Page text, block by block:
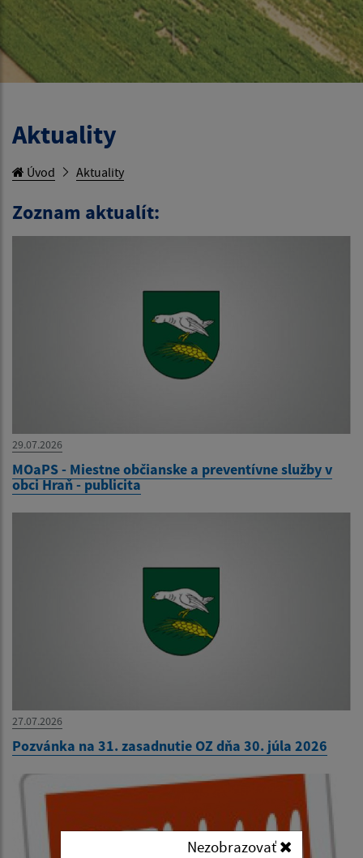
Aktuality
Úvod Aktuality
Zoznam aktualít:
29.07.2026
MOaPS - Miestne občianske a preventívne služby v
obci Hraň - publicita
27.07.2026
Pozvánka na 31. zasadnutie OZ dňa 30. júla 2026
Nezobrazovať